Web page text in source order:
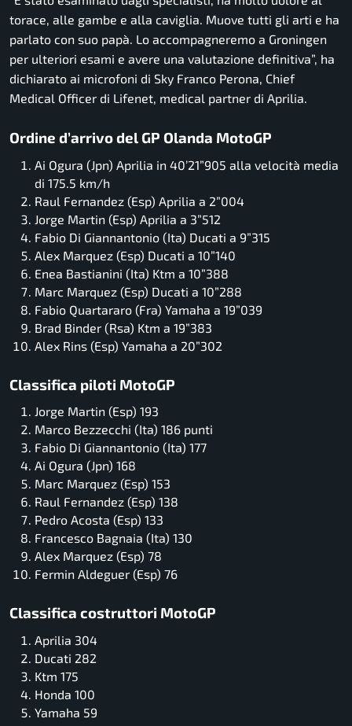
torace, alle gambe e alla caviglia. Muove tutti gli arti e ha
parlato con suo papà. Lo accompagneremo a Groningen
per ulteriori esami e avere una valutazione definitiva”, ha
dichiarato ai microfoni di Sky Franco Perona, Chief
Medical Officer di Lifenet, medical partner di Aprilia.
Ordine d’arrivo del GP Olanda MotoGP
Ai Ogura (Jpn) Aprilia in 40’21”905 alla velocità media
di 175.5 km/h
Raul Fernandez (Esp) Aprilia a 2”004
Jorge Martin (Esp) Aprilia a 3”512
Fabio Di Giannantonio (Ita) Ducati a 9”315
Alex Marquez (Esp) Ducati a 10”140
Enea Bastianini (Ita) Ktm a 10”388
Marc Marquez (Esp) Ducati a 10”288
Fabio Quartararo (Fra) Yamaha a 19”039
Brad Binder (Rsa) Ktm a 19”383
Alex Rins (Esp) Yamaha a 20”302
Classifica piloti MotoGP
Jorge Martin (Esp) 193
Marco Bezzecchi (Ita) 186 punti
Fabio Di Giannantonio (Ita) 177
Ai Ogura (Jpn) 168
Marc Marquez (Esp) 153
Raul Fernandez (Esp) 138
Pedro Acosta (Esp) 133
Francesco Bagnaia (Ita) 130
Alex Marquez (Esp) 78
Fermin Aldeguer (Esp) 76
Classifica costruttori MotoGP
Aprilia 304
Ducati 282
Ktm 175
Honda 100
Yamaha 59